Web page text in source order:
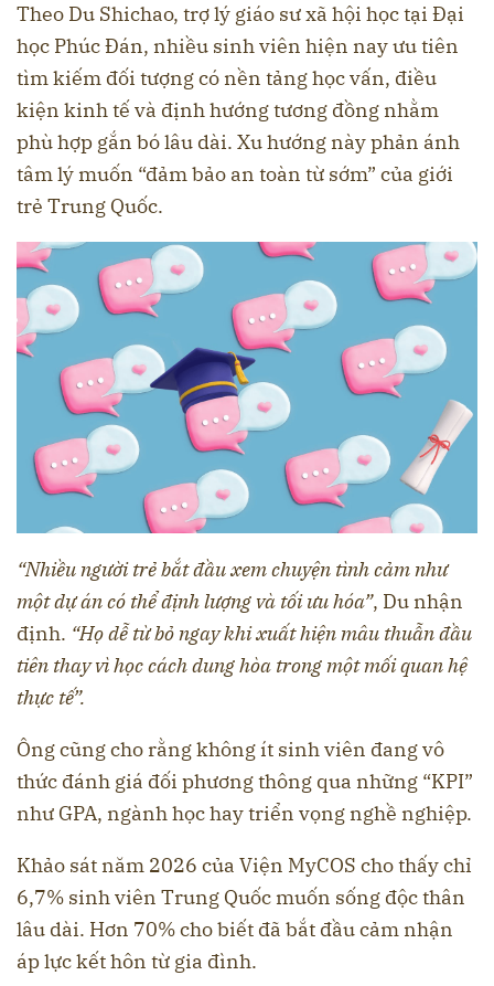
Theo Du Shichao, trợ lý giáo sư xã hội học tại Đại
học Phúc Đán, nhiều sinh viên hiện nay ưu tiên
tìm kiếm đối tượng có nền tảng học vấn, điều
kiện kinh tế và định hướng tương đồng nhằm
phù hợp gắn bó lâu dài. Xu hướng này phản ánh
tâm lý muốn “đảm bảo an toàn từ sớm” của giới
trẻ Trung Quốc.
“Nhiều người trẻ bắt đầu xem chuyện tình cảm như
một dự án có thể định lượng và tối ưu hóa”, Du nhận
định. “Họ dễ từ bỏ ngay khi xuất hiện mâu thuẫn đầu
tiên thay vì học cách dung hòa trong một mối quan hệ
thực tế”.
Ông cũng cho rằng không ít sinh viên đang vô
thức đánh giá đối phương thông qua những “KPI”
như GPA, ngành học hay triển vọng nghề nghiệp.
Khảo sát năm 2026 của Viện MyCOS cho thấy chỉ
6,7% sinh viên Trung Quốc muốn sống độc thân
lâu dài. Hơn 70% cho biết đã bắt đầu cảm nhận
áp lực kết hôn từ gia đình.